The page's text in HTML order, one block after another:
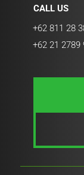
CALL US
+62 811 28
+62 21 2789